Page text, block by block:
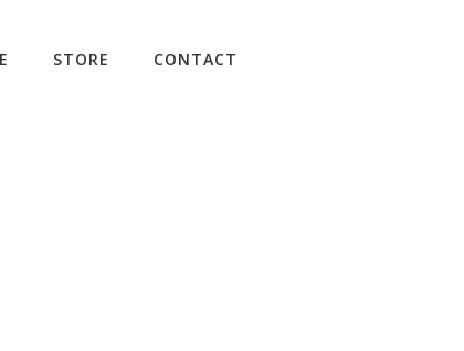
STORE CONTACT